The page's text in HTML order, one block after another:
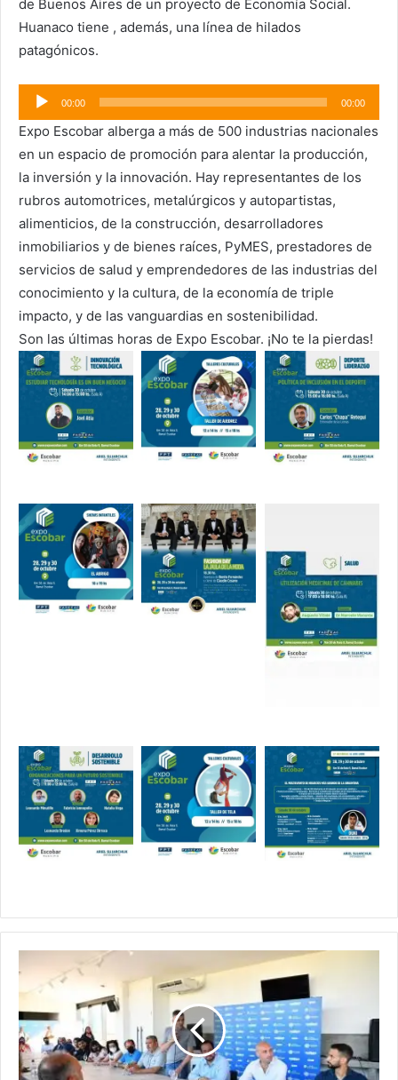
de Buenos Aires de un proyecto de Economía Social.
Huanaco tiene , además, una línea de hilados
patagónicos.
Reproductor
de
audio
00:00 00:00
Expo Escobar alberga a más de 500 industrias nacionales
en un espacio de promoción para alentar la producción,
la inversión y la innovación. Hay representantes de los
rubros automotrices, metalúrgicos y autopartistas,
alimenticios, de la construcción, desarrolladores
inmobiliarios y de bienes raíces, PyMES, prestadores de
servicios de salud y emprendedores de las industrias del
conocimiento y la cultura, de la economía de triple
impacto, y de las vanguardias en sostenibilidad.
Son las últimas horas de Expo Escobar. ¡No te la pierdas!